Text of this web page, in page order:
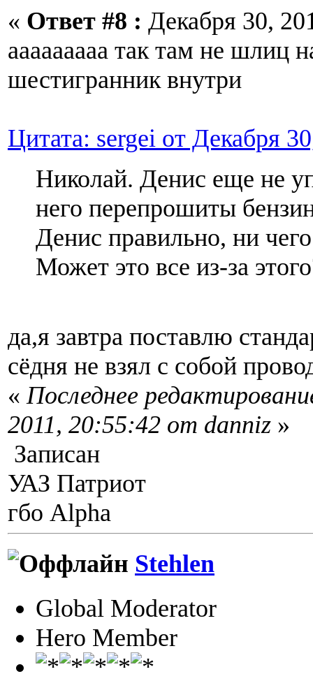
« Ответ #8 : Декабря 30,
ааааааааа так там не шлиц
шестигранник внутри
Цитата: sergei от Декабря
Николай. Денис еще не
него перепрошиты
Денис правильно, ни
Может это все из-за
да,я завтра поставлю
сёдня не взял с собой
«Последнее
2011, 20:55:42 от danniz »
Записан
УАЗ Патриот
гбо Alpha
Stehlen
Global Moderator
Hero Member